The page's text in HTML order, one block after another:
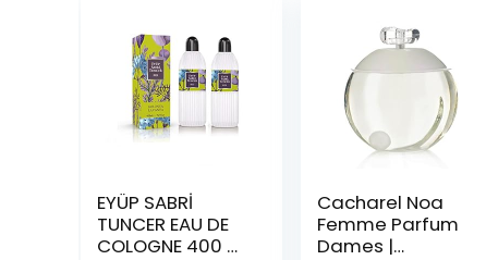
EYÜP SABRİ
TUNCER EAU DE
COLOGNE 400 ml
Cacharel Noa
Femme Parfum
Dames |